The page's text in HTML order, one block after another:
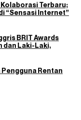
Terbaru;
“Sensasi Internet”
BRIT Awards
dan Laki-Laki,
Pengguna Rentan